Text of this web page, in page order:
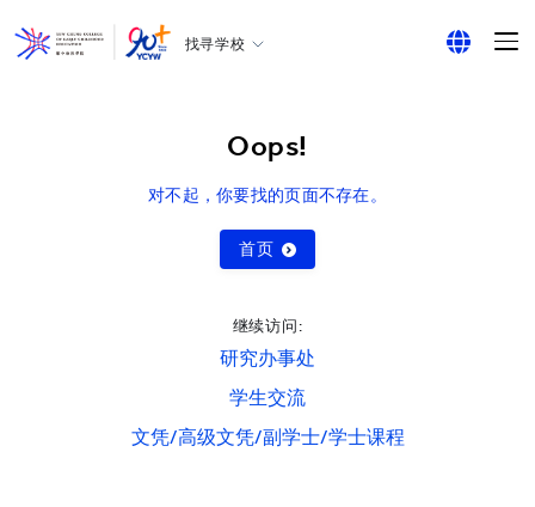
找寻学校
Oops!
对不起，你要找的页面不存在。
首页
继续访问:
研究办事处
学生交流
文凭/高级文凭/副学士/学士课程